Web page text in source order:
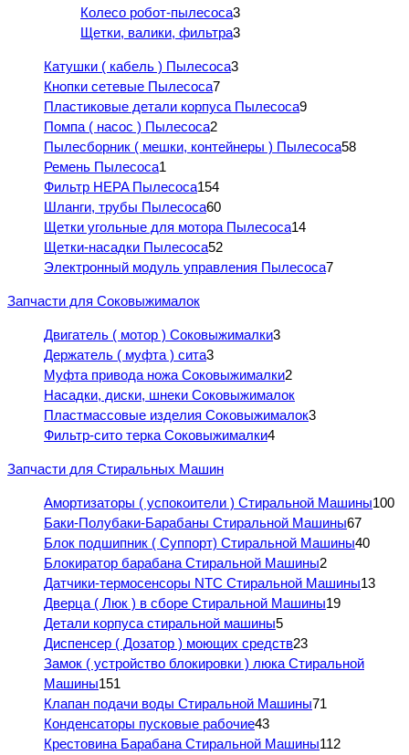
Колесо робот-пылесоса3
Щетки, валики, фильтра3
Катушки ( кабель ) Пылесоса3
Кнопки сетевые Пылесоса7
Пластиковые детали корпуса Пылесоса9
Помпа ( насос ) Пылесоса2
Пылесборник ( мешки, контейнеры ) Пылесоса58
Ремень Пылесоса1
Фильтр HEPA Пылесоса154
Шланги, трубы Пылесоса60
Щетки угольные для мотора Пылесоса14
Щетки-насадки Пылесоса52
Электронный модуль управления Пылесоса7
Запчасти для Соковыжималок
Двигатель ( мотор ) Соковыжималки3
Держатель ( муфта ) сита3
Муфта привода ножа Соковыжималки2
Насадки, диски, шнеки Соковыжималок
Пластмассовые изделия Соковыжималок3
Фильтр-сито терка Соковыжималки4
Запчасти для Стиральных Машин
Амортизаторы ( успокоители ) Стиральной Машины100
Баки-Полубаки-Барабаны Стиральной Машины67
Блок подшипник ( Суппорт) Стиральной Машины40
Блокиратор барабана Стиральной Машины2
Датчики-термосенсоры NTC Стиральной Машины13
Дверца ( Люк ) в сборе Стиральной Машины19
Детали корпуса стиральной машины5
Диспенсер ( Дозатор ) моющих средств23
Замок ( устройство блокировки ) люка Стиральной
Машины151
Клапан подачи воды Стиральной Машины71
Конденсаторы пусковые рабочие43
Крестовина Барабана Стиральной Машины112